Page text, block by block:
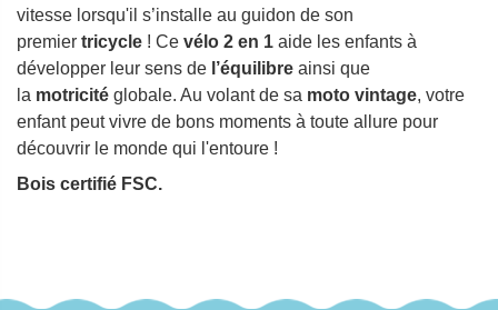
vitesse lorsqu'il s’installe au guidon de son
premier tricycle ! Ce vélo 2 en 1 aide les enfants à
développer leur sens de l’équilibre ainsi que
la motricité globale. Au volant de sa moto vintage, votre
enfant peut vivre de bons moments à toute allure pour
découvrir le monde qui l'entoure !
Bois certifié FSC.